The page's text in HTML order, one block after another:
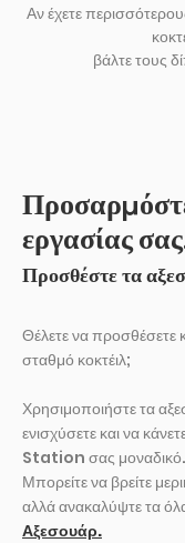
Αν έχετε
βάλτε τους
εργασίας
Προσθέστε τα
Θέλετε να προσθέσετε
σταθμό κοκτέιλ;
Χρησιμοποιήστε τα
ενισχύσετε και να
Station σας μοναδικό.
Μπορείτε να βρείτε
αλλά ανακαλύψτε τα
Αξεσουάρ.